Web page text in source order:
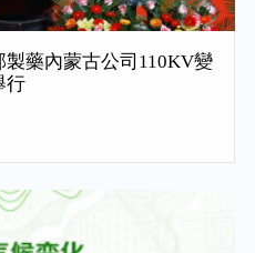
藥內蒙古公司110KV變
行